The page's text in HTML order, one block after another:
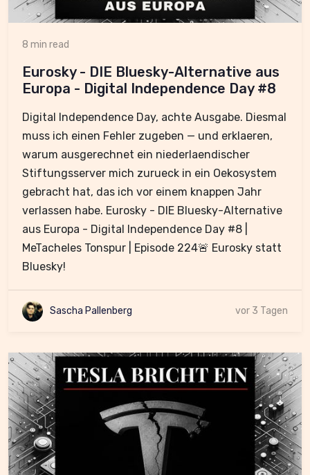
8 min read
Eurosky - DIE Bluesky-Alternative aus
Europa - Digital Independence Day #8
Digital Independence Day, achte Ausgabe. Diesmal
muss ich einen Fehler zugeben — und erklaeren,
warum ausgerechnet ein niederlaendischer
Stiftungsserver mich zurueck in ein Oekosystem
gebracht hat, das ich vor einem knappen Jahr
verlassen habe. Eurosky - DIE Bluesky-Alternative
aus Europa - Digital Independence Day #8 |
MeTacheles Tonspur | Episode 224🚨 Eurosky statt
Bluesky!
Sascha Pallenberg vor 3 Tagen